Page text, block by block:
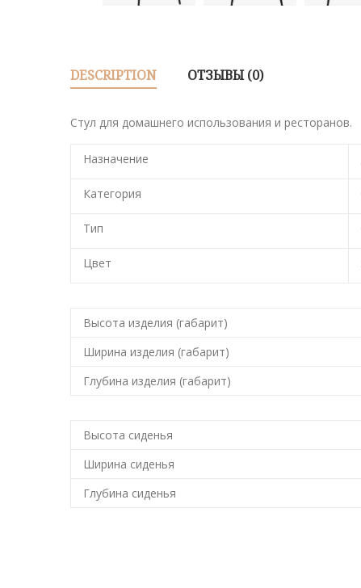
DESCRIPTION ОТЗЫВЫ (0)
Стул для домашнего использования и ресторанов.
Назначение
Категория
Тип
Цвет
Высота изделия (габарит)
Ширина изделия (габарит)
Глубина изделия (габарит)
Высота сиденья
Ширина сиденья
Глубина сиденья